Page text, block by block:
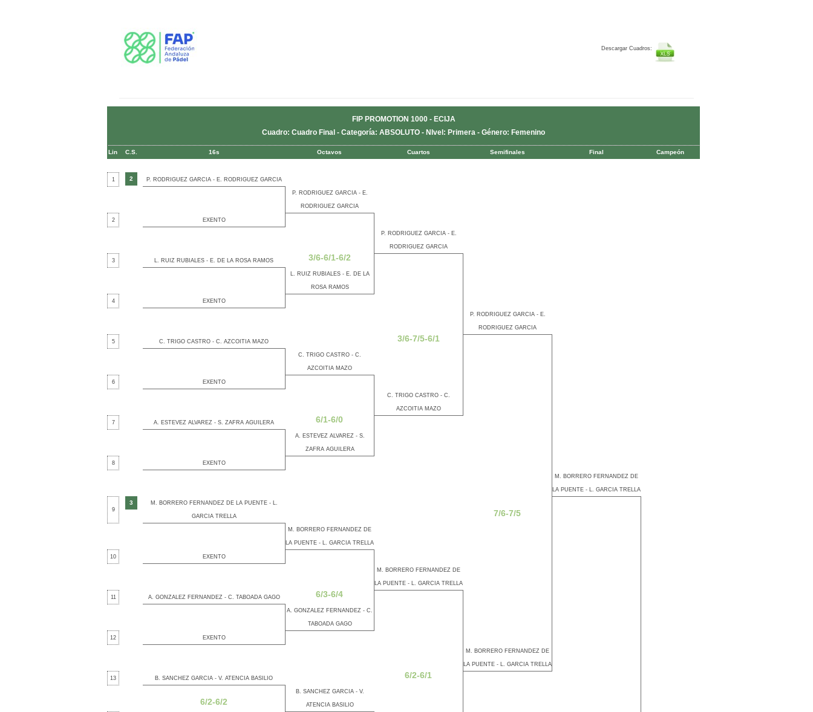
Descargar Cuadros:
FIP PROMOTION 1000 - ECIJA
Cuadro: Cuadro Final - Categoría: ABSOLUTO - NIvel: Primera - Género: Femenino
Lin C.S. 16s Octavos Cuartos Semifinales Final Campeón
1 2 P. RODRIGUEZ GARCIA - E. RODRIGUEZ GARCIA
P. RODRIGUEZ GARCIA - E.
RODRIGUEZ GARCIA
2 EXENTO
3/6-6/1-6/2
P. RODRIGUEZ GARCIA - E.
RODRIGUEZ GARCIA
3 L. RUIZ RUBIALES - E. DE LA ROSA RAMOS
L. RUIZ RUBIALES - E. DE LA
ROSA RAMOS
4 EXENTO
3/6-7/5-6/1
P. RODRIGUEZ GARCIA - E.
RODRIGUEZ GARCIA
5 C. TRIGO CASTRO - C. AZCOITIA MAZO
C. TRIGO CASTRO - C.
AZCOITIA MAZO
6 EXENTO
6/1-6/0
C. TRIGO CASTRO - C.
AZCOITIA MAZO
7 A. ESTEVEZ ALVAREZ - S. ZAFRA AGUILERA
A. ESTEVEZ ALVAREZ - S.
ZAFRA AGUILERA
8 EXENTO
7/6-7/5
M. BORRERO FERNANDEZ DE
LA PUENTE - L. GARCIA TRELLA
9
3 M. BORRERO FERNANDEZ DE LA PUENTE - L.
GARCIA TRELLA
M. BORRERO FERNANDEZ DE
LA PUENTE - L. GARCIA TRELLA
10 EXENTO
6/3-6/4
M. BORRERO FERNANDEZ DE
LA PUENTE - L. GARCIA TRELLA
11 A. GONZALEZ FERNANDEZ - C. TABOADA GAGO
A. GONZALEZ FERNANDEZ - C.
TABOADA GAGO
12 EXENTO
6/2-6/1
M. BORRERO FERNANDEZ DE
LA PUENTE - L. GARCIA TRELLA
13 B. SANCHEZ GARCIA - V. ATENCIA BASILIO
6/2-6/2
B. SANCHEZ GARCIA - V.
ATENCIA BASILIO